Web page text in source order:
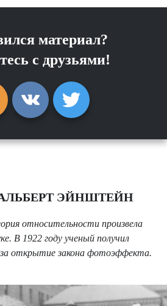
материал?
с друзьями!
ЭЙНШТЕЙН
относительности произвела
В 1922 году ученый получил
открытие закона фотоэффекта.